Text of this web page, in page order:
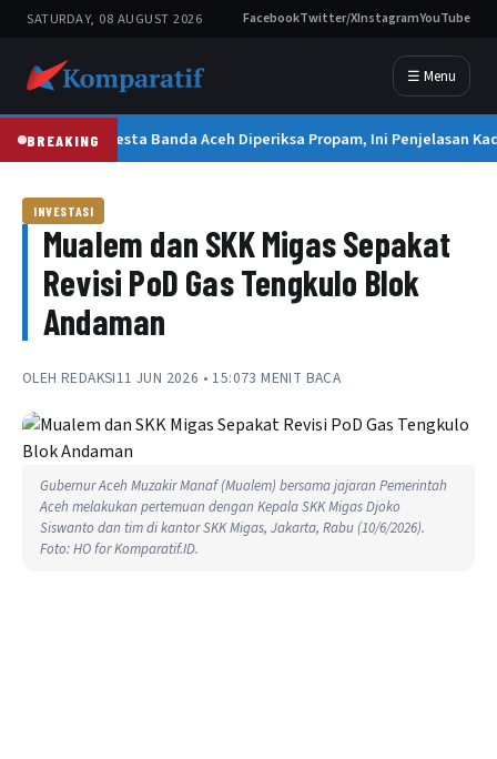
SATURDAY, 08 AUGUST 2026 FacebookTwitter/XInstagramYouTube
☰ Menu
BREAKINGKapolresta Banda Aceh Diperiksa Propam, Ini Penjelasan
INVESTASI
Mualem dan SKK Migas Sepakat
Revisi PoD Gas Tengkulo Blok
Andaman
OLEH REDAKSI11 JUN 2026 • 15:073 MENIT BACA
Gubernur Aceh Muzakir Manaf (Mualem) bersama jajaran Pemerintah
Aceh melakukan pertemuan dengan Kepala SKK Migas Djoko
Siswanto dan tim di kantor SKK Migas, Jakarta, Rabu (10/6/2026).
Foto: HO for Komparatif.ID.